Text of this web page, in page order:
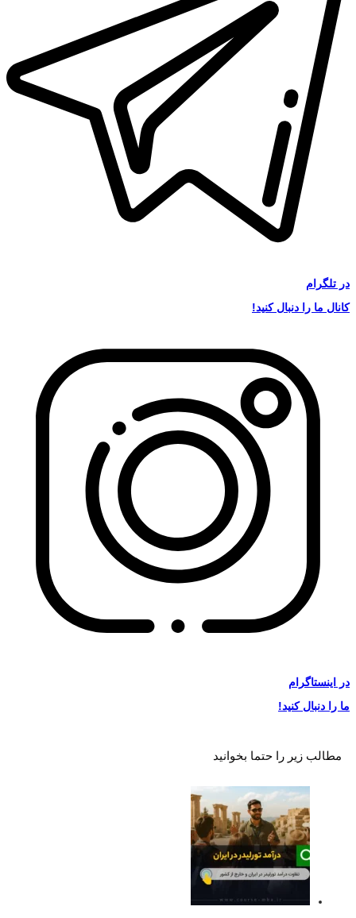
در تلگرام
کانال ما را دنبال کنید!
در
اینستاگرام
ما را دنبال کنید!
مطالب زیر را حتما بخوانید